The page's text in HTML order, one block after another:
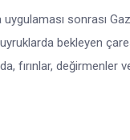
sonrası
bekleyen
fırınlar, değirmenler